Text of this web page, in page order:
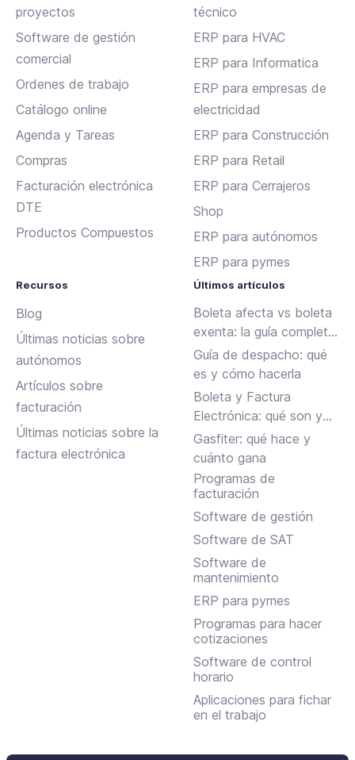
proyectos
Software de gestión
comercial
Ordenes de trabajo
Catálogo online
Agenda y Tareas
Compras
Facturación electrónica
DTE
Productos Compuestos
técnico
ERP para HVAC
ERP para Informatica
ERP para empresas de
electricidad
ERP para Construcción
ERP para Retail
ERP para Cerrajeros
Shop
ERP para autónomos
ERP para pymes
Recursos
Blog
Últimas noticias sobre
autónomos
Artículos sobre
facturación
Últimas noticias sobre la
factura electrónica
Últimos artículos
Boleta afecta vs boleta
exenta: la guía completa
para emitir sin errores en
Chile
Guía de despacho: qué
es y cómo hacerla
Boleta y Factura
Electrónica: qué son y
en qué se diferencian
Gasfiter: qué hace y
cuánto gana
Programas de
facturación
Software de gestión
Software de SAT
Software de
mantenimiento
ERP para pymes
Programas para hacer
cotizaciones
Software de control
horario
Aplicaciones para fichar
en el trabajo